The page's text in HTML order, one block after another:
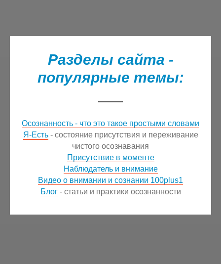
Разделы сайта -
популярные темы:
Осознанность - что это такое простыми словами
Я-Есть- состояние присутствия и переживание
чистого осознавания
Присутствие в моменте
Наблюдатель и внимание
Видео о внимании и сознании 100plus1
Блог- статьи и практики осознанности